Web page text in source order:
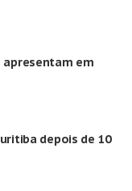
apresentam em
depois de 10